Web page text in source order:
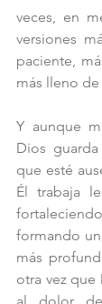
veces, en
versiones
paciente,
más lleno de
Y aunque
Dios
que esté
Él trabaja
formando
más
otra vez